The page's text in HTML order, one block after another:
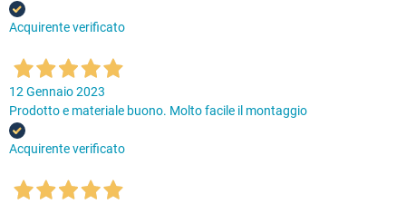
Acquirente verificato
12 Gennaio 2023
Prodotto e materiale buono. Molto facile il montaggio
Acquirente verificato